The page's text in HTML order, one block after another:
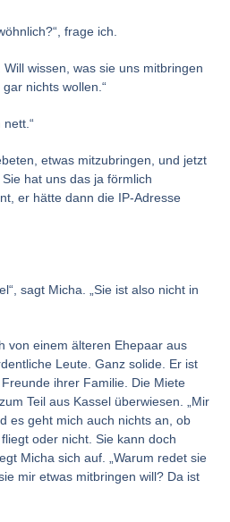
frage ich.
wissen, was sie uns mitbringen
nichts wollen.“
nett.“
etwas mitzubringen, und jetzt
hat uns das ja förmlich
er hätte dann die IP-Adresse
sagt Micha. „Sie ist also nicht in
von einem älteren Ehepaar aus
Leute. Ganz solide. Er ist
ihrer Familie. Die Miete
Teil aus Kassel überwiesen. „Mir
es geht mich auch nichts an, ob
oder nicht. Sie kann doch
Micha sich auf. „Warum redet sie
mir etwas mitbringen will? Da ist